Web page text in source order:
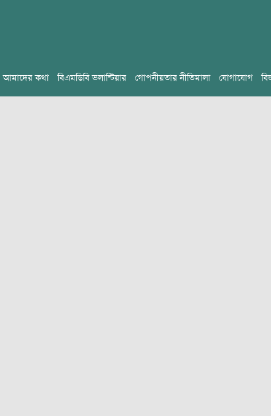
আমাদের কথা বিএমডিবি ভলান্টিয়ার গোপনীয়তার নীতিমালা যোগাযোগ